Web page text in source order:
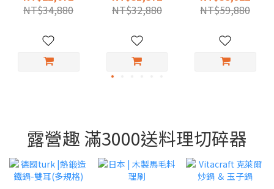
寸）
NT$34,880
NT$32,880
（多尺寸）
NT$59,880
露營趣 滿3000送料理切碎器